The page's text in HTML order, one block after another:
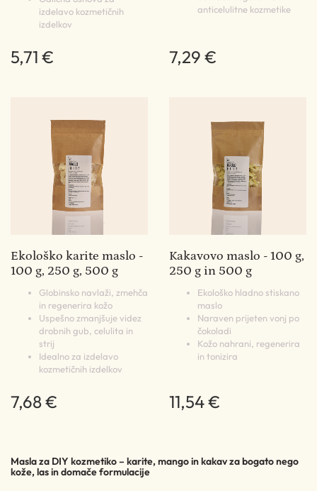
izdelavo kozmetičnih
izdelkov
5,71 €
anticelulitne kozmetike
7,29 €
Ekološko karite maslo -
100 g, 250 g, 500 g
Globinsko navlaži, zmehča
in regenerira kožo
Uspešno zmanjšuje videz
drobnih gub, celulita in
strij
Idealno za izdelavo
kozmetičnih izdelkov
7,68 €
Kakavovo maslo - 100 g,
250 g in 500 g
Ekološko hladno stiskano
maslo
Naraven prijeten vonj po
čokoladi
Kožo nahrani, regenerira
in tonizira
11,54 €
Masla za DIY kozmetiko – karite, mango in kakav za bogato nego
kože, las in domače formulacije